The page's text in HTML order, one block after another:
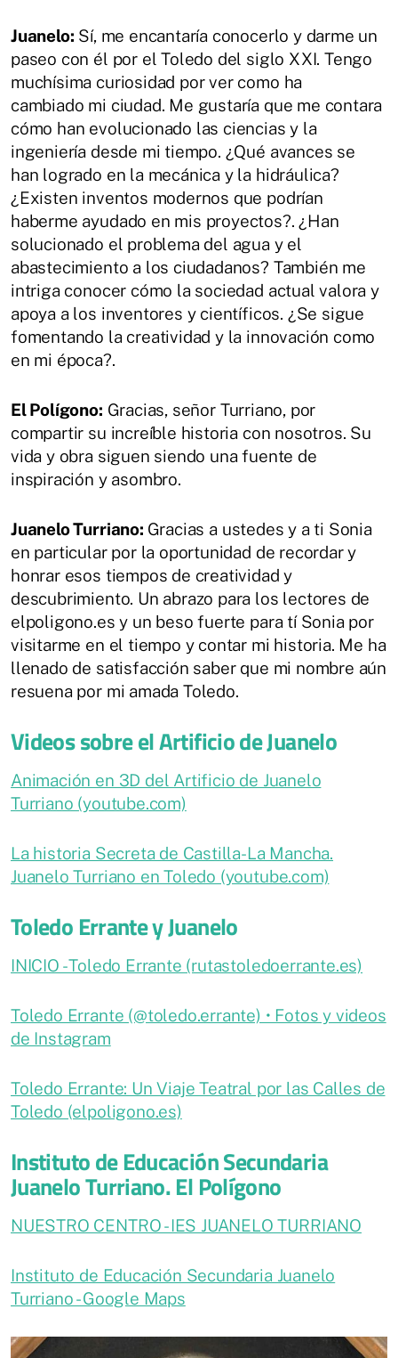
Juanelo: Sí, me encantaría conocerlo y darme un
paseo con él por el Toledo del siglo XXI. Tengo
muchísima curiosidad por ver como ha
cambiado mi ciudad. Me gustaría que me contara
cómo han evolucionado las ciencias y la
ingeniería desde mi tiempo. ¿Qué avances se
han logrado en la mecánica y la hidráulica?
¿Existen inventos modernos que podrían
haberme ayudado en mis proyectos?. ¿Han
solucionado el problema del agua y el
abastecimiento a los ciudadanos? También me
intriga conocer cómo la sociedad actual valora y
apoya a los inventores y científicos. ¿Se sigue
fomentando la creatividad y la innovación como
en mi época?.
El Polígono: Gracias, señor Turriano, por
compartir su increíble historia con nosotros. Su
vida y obra siguen siendo una fuente de
inspiración y asombro.
Juanelo Turriano: Gracias a ustedes y a ti Sonia
en particular por la oportunidad de recordar y
honrar esos tiempos de creatividad y
descubrimiento. Un abrazo para los lectores de
elpoligono.es y un beso fuerte para tí Sonia por
visitarme en el tiempo y contar mi historia. Me ha
llenado de satisfacción saber que mi nombre aún
resuena por mi amada Toledo.
Videos sobre el Artificio de Juanelo
Animación en 3D del Artificio de Juanelo
Turriano (youtube.com)
La historia Secreta de Castilla-La Mancha.
Juanelo Turriano en Toledo (youtube.com)
Toledo Errante y Juanelo
INICIO - Toledo Errante (rutastoledoerrante.es)
Toledo Errante (@toledo.errante) • Fotos y videos
de Instagram
Toledo Errante: Un Viaje Teatral por las Calles de
Toledo (elpoligono.es)
Instituto de Educación Secundaria
Juanelo Turriano. El Polígono
NUESTRO CENTRO - IES JUANELO TURRIANO
Instituto de Educación Secundaria Juanelo
Turriano - Google Maps